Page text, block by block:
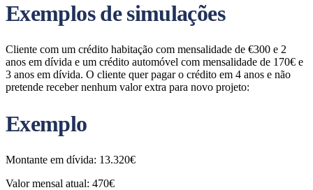
Exemplos de simulações
Cliente com um crédito habitação com mensalidade de €300 e 2
anos em dívida e um crédito automóvel com mensalidade de 170€ e
3 anos em dívida. O cliente quer pagar o crédito em 4 anos e não
pretende receber nenhum valor extra para novo projeto:
Exemplo
Montante em dívida: 13.320€
Valor mensal atual: 470€